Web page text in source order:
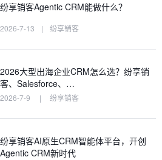
纷享销客Agentic CRM能做什么？
2026-7-13 | 纷享销客
2026大型出海企业CRM怎么选？纷享销
客、Salesforce、…
2026-7-9 | 纷享销客
纷享销客AI原生CRM智能体平台，开创
Agentic CRM新时代